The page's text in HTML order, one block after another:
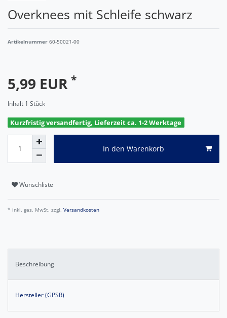
Overknees mit Schleife schwarz
Artikelnummer 60-50021-00
5,99 EUR *
Inhalt 1 Stück
Kurzfristig versandfertig, Lieferzeit ca. 1-2 Werktage
In den Warenkorb
Wunschliste
* inkl. ges. MwSt. zzgl. Versandkosten
Beschreibung
Hersteller (GPSR)